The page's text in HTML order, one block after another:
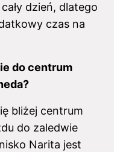
dzień, dlatego
czas na
do centrum
bliżej centrum
do zaledwie
Narita jest